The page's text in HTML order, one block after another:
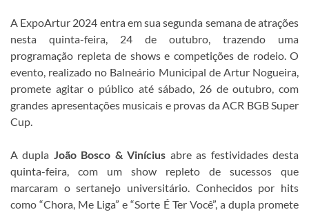
A ExpoArtur 2024 entra em sua segunda semana de atrações
nesta quinta-feira, 24 de outubro, trazendo uma
programação repleta de shows e competições de rodeio. O
evento, realizado no Balneário Municipal de Artur Nogueira,
promete agitar o público até sábado, 26 de outubro, com
grandes apresentações musicais e provas da ACR BGB Super
Cup.
A dupla João Bosco & Vinícius abre as festividades desta
quinta-feira, com um show repleto de sucessos que
marcaram o sertanejo universitário. Conhecidos por hits
como “Chora, Me Liga” e “Sorte É Ter Você”, a dupla promete